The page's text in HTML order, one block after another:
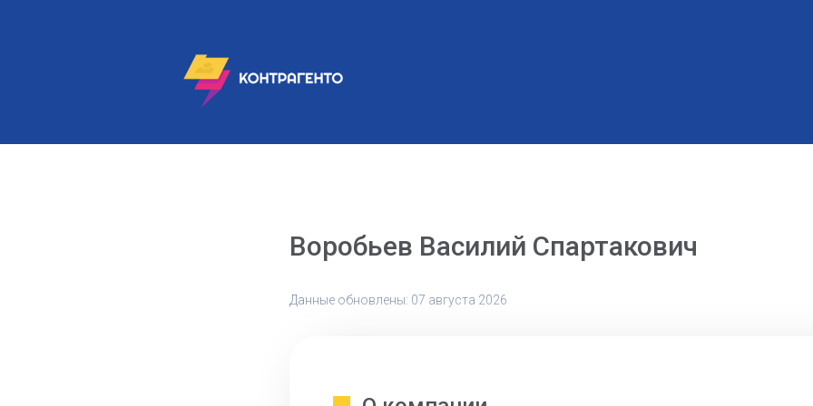
Воробьев Василий Спартакович
Данные обновлены: 07 августа 2026